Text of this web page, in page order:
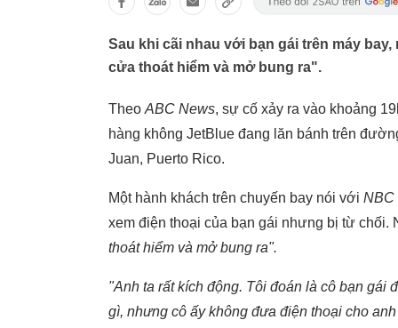
Sau khi cãi nhau với bạn gái trên máy
cửa thoát hiểm và mở bung ra".
Theo ABC News, sự cố xảy ra vào khoảng
hàng không JetBlue đang lăn bánh trên
Juan, Puerto Rico.
Một hành khách trên chuyến bay nói với NBC
xem điện thoại của bạn gái nhưng bị từ chối.
thoát hiểm và mở bung ra".
"Anh ta rất kích động. Tôi đoán là cô bạn gái
gì, nhưng cô ấy không đưa điện thoại cho